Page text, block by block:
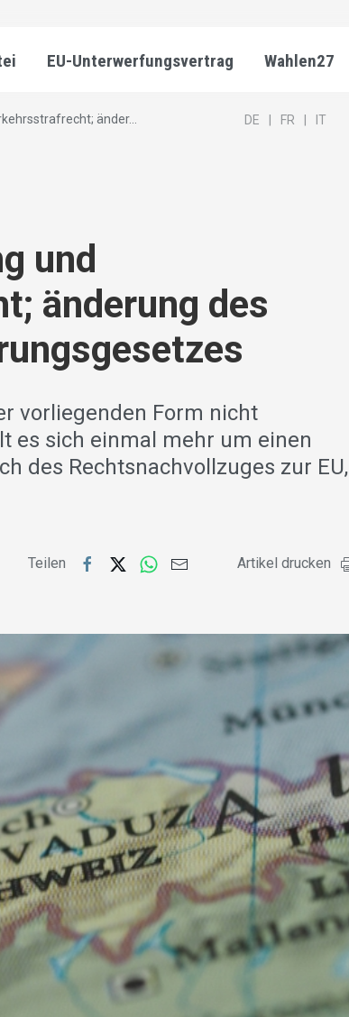
EU-Unterwerfungsvertrag Wahlen27
änder... DE FR IT
und
änderung des
vorliegenden Form nicht
es sich einmal mehr um einen
des Rechtsnachvollzuges zur EU,
Teilen Artikel drucken